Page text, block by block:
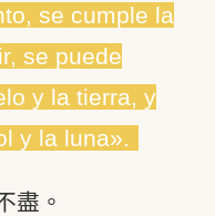
se cumple la
se puede
y la tierra, y
y la luna».
盡。